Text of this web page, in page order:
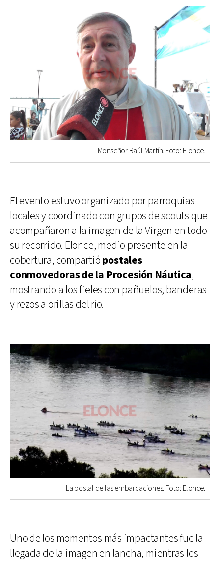
Monseñor Raúl Martín. Foto: Elonce.
El evento estuvo organizado por parroquias
locales y coordinado con grupos de scouts que
acompañaron a la imagen de la Virgen en todo
su recorrido. Elonce, medio presente en la
cobertura, compartiópostales
conmovedoras de la Procesión Náutica,
mostrando a los fieles con pañuelos, banderas
y rezos a orillas del río.
La postal de las embarcaciones. Foto: Elonce.
Uno de los momentos más impactantes fue la
llegada de la imagen en lancha, mientras los